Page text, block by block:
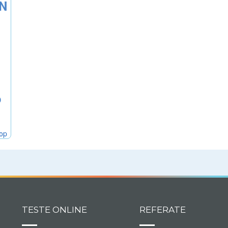
TESTE ONLINE REFERATE